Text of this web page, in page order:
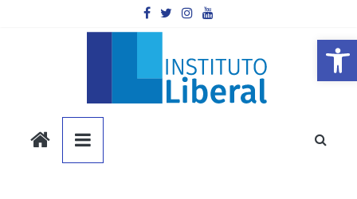
Barra de Ferramentas Aberta
Instituto
Liberal